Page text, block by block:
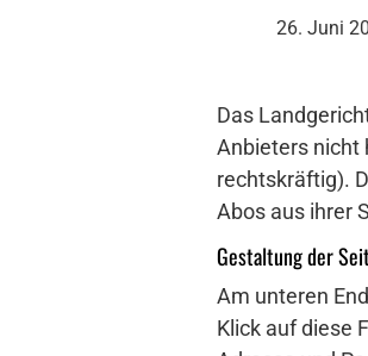
26. Juni
Das
Anbieters nicht
rechtskräftig).
Abos aus ihrer
Gestaltung der
Am unteren
Klick auf diese